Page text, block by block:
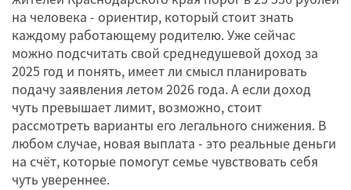
на человека - ориентир, который стоит знать
каждому работающему родителю. Уже сейчас
можно подсчитать свой среднедушевой доход за
2025 год и понять, имеет ли смысл планировать
подачу заявления летом 2026 года. А если доход
чуть превышает лимит, возможно, стоит
рассмотреть варианты его легального снижения. В
любом случае, новая выплата - это реальные деньги
на счёт, которые помогут семье чувствовать себя
чуть увереннее.